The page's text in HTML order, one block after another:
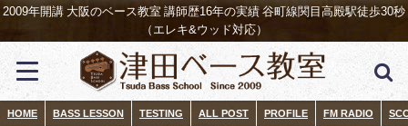
2009年開講 大阪のベース教室 講師歴16年の実績 谷町線関目高殿駅徒歩30秒
（エレキ&ウッド対応）
HOME BASS LESSON TESTING ALL POST PROFILE FM RADIO